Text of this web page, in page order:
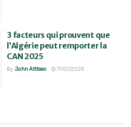
3 facteurs qui prouvent que
l’Algérie peut remporter la
CAN 2025
By John Attisso 17/01/2025